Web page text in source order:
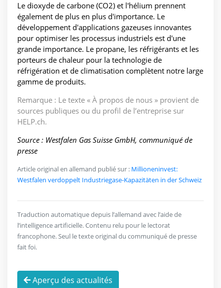
Le dioxyde de carbone (CO2) et l'hélium prennent
également de plus en plus d'importance. Le
développement d'applications gazeuses innovantes
pour optimiser les processus industriels est d'une
grande importance. Le propane, les réfrigérants et les
porteurs de chaleur pour la technologie de
réfrigération et de climatisation complètent notre large
gamme de produits.
Remarque : Le texte « À propos de nous » provient de
sources publiques ou du profil de l’entreprise sur
HELP.ch.
Source : Westfalen Gas Suisse GmbH, communiqué de
presse
Article original en allemand publié sur : Millioneninvest:
Westfalen verdoppelt Industriegase-Kapazitäten in der Schweiz
Traduction automatique depuis l’allemand avec l’aide de
l’intelligence artificielle. Contenu relu pour le lectorat
francophone. Seul le texte original du communiqué de presse
fait foi.
Aperçu des actualités